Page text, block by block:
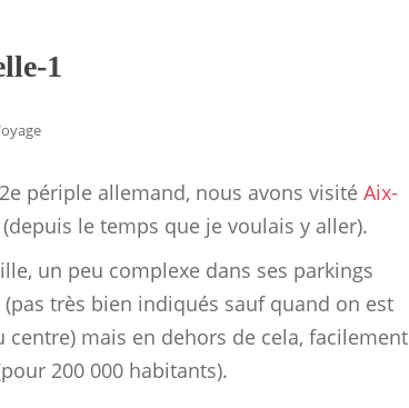
1
périple allemand, nous avons visité Aix-
(depuis le temps que je voulais y aller).
un peu complexe dans ses parkings
très bien indiqués sauf quand on est
centre) mais en dehors de cela, facilement
200 000 habitants).